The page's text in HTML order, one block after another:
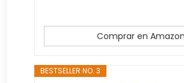
Comprar en Amazon
BESTSELLER NO. 3